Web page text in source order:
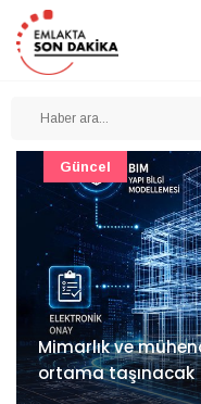
Mimarlık ve
ortama taşınacak
Güncel